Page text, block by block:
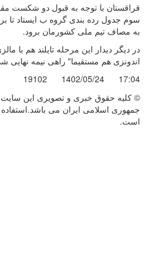
قراقستان با توجه به قبول دو شکست
به مصاف تیم ملی کشورمان برود.
در دیگر دیدار این مرحله تایلند هم با
اندونزی هم مستقیما" راهی نیمه نهایی
17:04
1402/05/24
19102
© کليه حقوق خبری و تصويری اين سايت
جمهوری اسلامی ایران می باشد.استفاده
است.